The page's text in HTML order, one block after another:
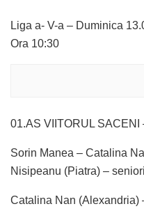
Liga a- V-a – Duminica
Ora 10:30
01.AS VIITORUL
Sorin Manea – Catalina
Nisipeanu (Piatra) – seniori
Catalina Nan (Alexandria)